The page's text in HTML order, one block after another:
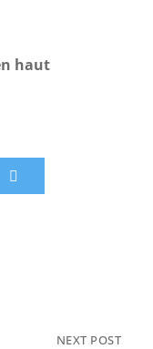
haut
NEXT POST